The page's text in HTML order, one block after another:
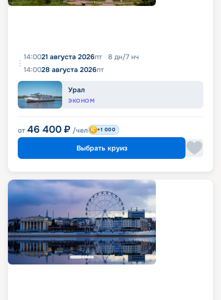
14:0021 августа 2026пт 8 дн/7 нч
14:0028 августа 2026пт
Урал
ЭКОНОМ
от 46 400 ₽ /чел +1 000
Выбрать круиз